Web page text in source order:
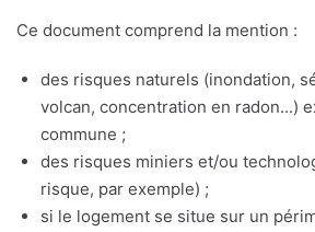
Ce document comprend la mention :
des risques naturels (inondation,
volcan, concentration en radon...)
commune ;
des risques miniers et/ou
risque, par exemple) ;
si le logement se situe sur un